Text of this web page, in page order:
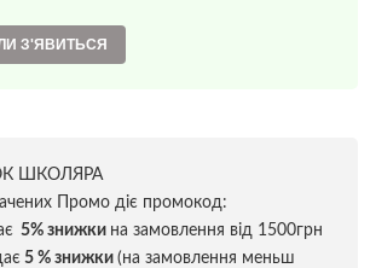
З'ЯВИТЬСЯ
ШКОЛЯРА
Промо діє промокод:
5% знижки на замовлення від 1500грн
5 % знижки (на замовлення меньш